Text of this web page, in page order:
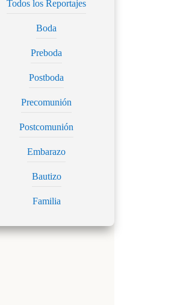
Todos los Reportajes
Boda
Preboda
Postboda
Precomunión
Postcomunión
Embarazo
Bautizo
Familia